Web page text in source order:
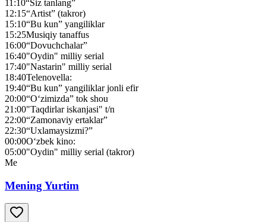
11:10“Siz tanlang”
12:15“Artist” (takror)
15:10“Bu kun” yangiliklar
15:25Musiqiy tanaffus
16:00“Dovuchchalar”
16:40"Oydin" milliy serial
17:40"Nastarin" milliy serial
18:40Telenovella:
19:40“Bu kun” yangiliklar jonli efir
20:00“O‘zimizda” tok shou
21:00"Taqdirlar iskanjasi" t/n
22:00“Zamonaviy ertaklar”
22:30“Uxlamaysizmi?”
00:00O‘zbek kino:
05:00"Oydin" milliy serial (takror)
Me
Mening Yurtim